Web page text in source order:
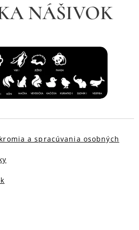
NÁŠIVOK
a spracúvania osobných